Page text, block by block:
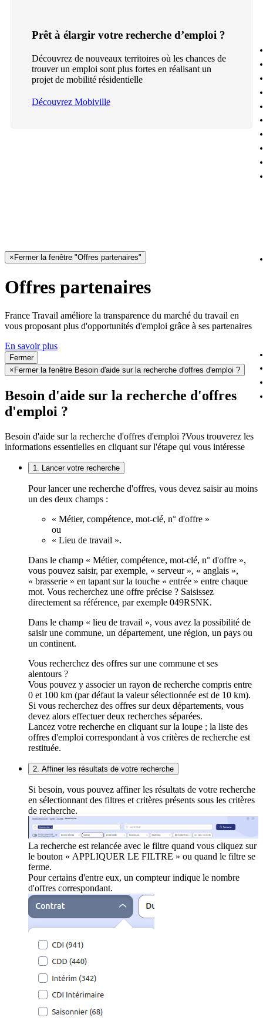
Prêt à élargir votre recherche d’emploi ?
Découvrez de nouveaux territoires où les chances de
trouver un emploi sont plus fortes en réalisant un
projet de mobilité résidentielle
Découvrez Mobiville
× Fermer la fenêtre "Offres partenaires"
Offres partenaires
France Travail améliore la transparence du marché du travail en
vous proposant plus d'opportunités d'emploi grâce à ses partenaires
En savoir plus
Fermer
× Fermer la fenêtre Besoin d'aide sur la recherche d'offres d'emploi ?
Besoin d'aide sur la recherche d'offres
d'emploi ?
Besoin d'aide sur la recherche d'offres d'emploi ?Vous trouverez les
informations essentielles en cliquant sur l'étape qui vous intéresse
1. Lancer votre recherche
Pour lancer une recherche d'offres, vous devez saisir au moins
un des deux champs :
« Métier, compétence, mot-clé, n° d'offre »
ou
« Lieu de travail ».
Dans le champ « Métier, compétence, mot-clé, n° d'offre »,
vous pouvez saisir, par exemple, « serveur », « anglais »,
« brasserie » en tapant sur la touche « entrée » entre chaque
mot. Vous recherchez une offre précise ? Saisissez
directement sa référence, par exemple 049RSNK.
Dans le champ « lieu de travail », vous avez la possibilité de
saisir une commune, un département, une région, un pays ou
un continent.
Vous recherchez des offres sur une commune et ses
alentours ?
Vous pouvez y associer un rayon de recherche compris entre
0 et 100 km (par défaut la valeur sélectionnée est de 10 km).
Si vous recherchez des offres sur deux départements, vous
devez alors effectuer deux recherches séparées.
Lancez votre recherche en cliquant sur la loupe ; la liste des
offres d'emploi correspondant à vos critères de recherche est
restituée.
2. Affiner les résultats de votre recherche
Si besoin, vous pouvez affiner les résultats de votre recherche
en sélectionnant des filtres et critères présents sous les critères
de recherche.
La recherche est relancée avec le filtre quand vous cliquez sur
le bouton « APPLIQUER LE FILTRE » ou quand le filtre se
ferme.
Pour certains d'entre eux, un compteur indique le nombre
d'offres correspondant.